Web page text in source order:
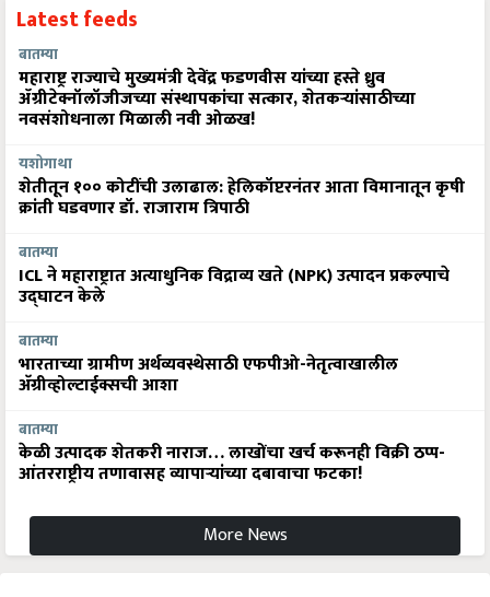
Latest feeds
बातम्या
महाराष्ट्र राज्याचे मुख्यमंत्री देवेंद्र फडणवीस यांच्या हस्ते ध्रुव
ॲग्रीटेक्नॉलॉजीजच्या संस्थापकांचा सत्कार, शेतकऱ्यांसाठीच्या
नवसंशोधनाला मिळाली नवी ओळख!
यशोगाथा
शेतीतून १०० कोटींची उलाढाल: हेलिकॉप्टरनंतर आता विमानातून कृषी
क्रांती घडवणार डॉ. राजाराम त्रिपाठी
बातम्या
ICL ने महाराष्ट्रात अत्याधुनिक विद्राव्य खते (NPK) उत्पादन प्रकल्पाचे
उद्घाटन केले
बातम्या
भारताच्या ग्रामीण अर्थव्यवस्थेसाठी एफपीओ-नेतृत्वाखालील
अ‍ॅग्रीव्होल्टाईक्सची आशा
बातम्या
केळी उत्पादक शेतकरी नाराज… लाखोंचा खर्च करूनही विक्री ठप्प-
आंतरराष्ट्रीय तणावासह व्यापाऱ्यांच्या दबावाचा फटका!
More News